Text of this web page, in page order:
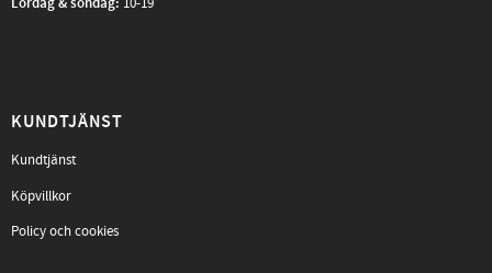
KUNDTJÄNST
Kundtjänst
Köpvillkor
Policy och cookies